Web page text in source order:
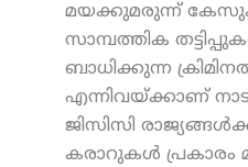
മയക്കുമരുന്ന്
സാമ്പത്തിക
ബാധിക്കുന്ന
എന്നിവയ്ക്കാണ്
ജിസിസി
കരാറുകള്‍ പ്രകാരം